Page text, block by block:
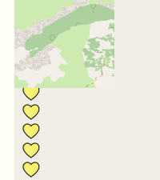
Février 2025
CHARLINE
45 à 54 ans
Entre amis
Note :